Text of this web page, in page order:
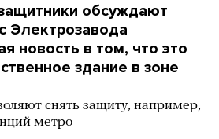
обсуждают
Электрозавода
новость в том, что это
здание в зоне
снять защиту, например,
метро